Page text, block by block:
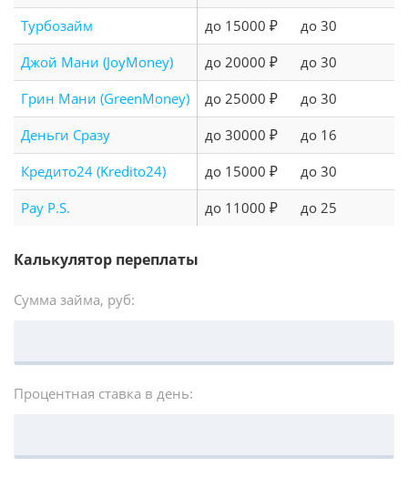
Турбозайм
до 15000 ₽ до 30
Джой Мани (JoyMoney)
до 20000 ₽ до 30
Грин Мани (GreenMoney)
до 25000 ₽ до 30
Деньги Сразу
до 30000 ₽ до 16
Кредито24 (Kredito24)
до 15000 ₽ до 30
Pay P.S.
до 11000 ₽ до 25
Калькулятор переплаты
Сумма займа, руб:
Процентная ставка в день: